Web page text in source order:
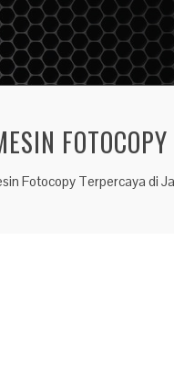
Fotocopy Terpercaya di